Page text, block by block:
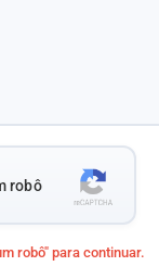
robô
robô" para continuar.